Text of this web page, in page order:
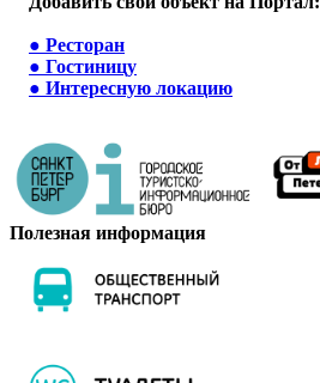
● Ресторан
● Гостиницу
● Интересную локацию
Полезная информация